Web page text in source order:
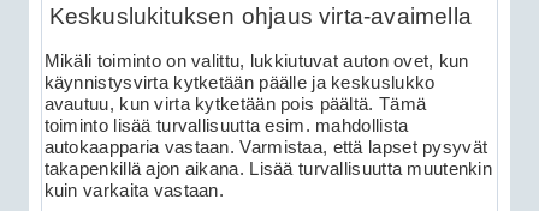
Keskuslukituksen ohjaus virta-avaimella
Mikäli toiminto on valittu, lukkiutuvat auton ovet, kun
käynnistysvirta kytketään päälle ja keskuslukko
avautuu, kun virta kytketään pois päältä. Tämä
toiminto lisää turvallisuutta esim. mahdollista
autokaapparia vastaan. Varmistaa, että lapset pysyvät
takapenkillä ajon aikana. Lisää turvallisuutta muutenkin
kuin varkaita vastaan.